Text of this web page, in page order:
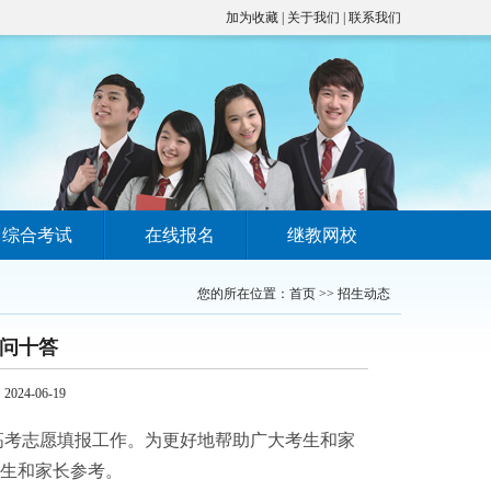
加为收藏 关于我们 联系我们
综合考试 在线报名 继教网校
您的所在位置： 首页 >> 招生动态
十答
06-19
志愿填报工作。为更好地帮助广大考生和家
和家长参考。